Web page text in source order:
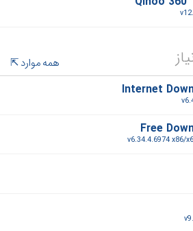
همه موارد
Internet
Free
v6.34.4.6974 x86/